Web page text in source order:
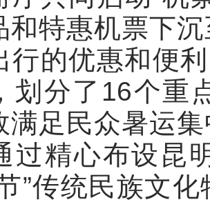
和特惠机票下
行的优惠和便
划分了16个重
满足民众暑运
过精心布设 昆
”传统民族文